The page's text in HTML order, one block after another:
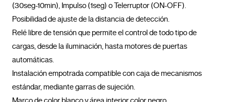
(30seg-10min), Impulso (1seg) o Telerruptor (ON-OFF).
Posibilidad de ajuste de la distancia de detección.
Relé libre de tensión que permite el control de todo tipo de
cargas, desde la iluminación, hasta motores de puertas
automáticas.
Instalación empotrada compatible con caja de mecanismos
estándar, mediante garras de sujeción.